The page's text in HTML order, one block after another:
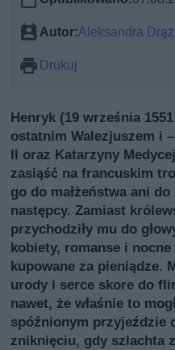
Autor:Aleksandra
Drukuj
Henryk (19 września
ostatnim Walezjuszem i
II oraz Katarzyny
zasiąść na francuskim
go do małżeństwa ani
następcy. Zamiast
przychodziły mu do
kobiety, romanse i
kupowane za pieniądze.
urody i serce skore do
nawet, że właśnie to
spóźnionym przyjeździe
zniknięciu, gdy szlachta